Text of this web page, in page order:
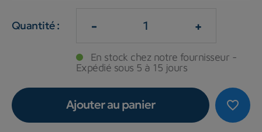
Quantité : - +
En stock chez notre fournisseur -
Expédié sous 5 à 15 jours
favorite_border
Ajouter au panier